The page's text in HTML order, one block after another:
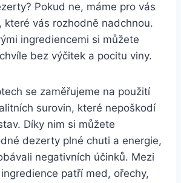
Pokud ne, máme pro vás
které vás rozhodně nadchnou.
ingrediencemi si můžete
bez výčitek a pocitu viny.
se zaměřujeme na použití
⁣surovin, které nepoškodí
​Díky nim si můžete
⁣dezerty plné chuti a energie,
​negativních účinků. Mezi
patří med, ořechy,